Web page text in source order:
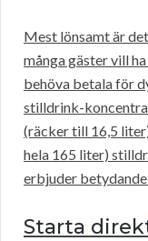
Mest lönsamt är
många gäster vill
behöva betala för
stilldrink-
(räcker till 16,5
hela 165 liter)
erbjuder
Starta